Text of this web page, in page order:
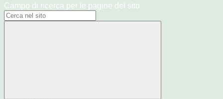
Campo di ricerca per le pagine del sito